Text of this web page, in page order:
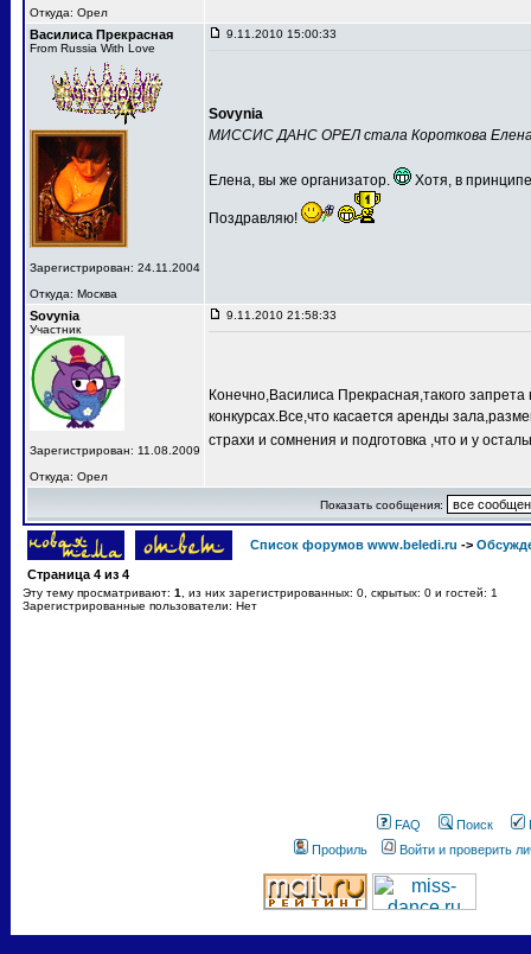
Откуда: Орел
Василиса Прекрасная
From Russia With Love
Зарегистрирован: 24.11.2004
Откуда: Москва
9.11.2010 15:00:33
Sovynia
МИССИС ДАНС ОРЕЛ стала Короткова
Елена, вы же организатор. Хотя, в
Поздравляю!
Sovynia
Участник
Зарегистрирован: 11.08.2009
Откуда: Орел
9.11.2010 21:58:33
Конечно,Василиса Прекрасная,такого
конкурсах.Все,что касается аренды
страхи и сомнения и подготовка ,что и у
Показать сообщения:
Список форумов www.beledi.ru ->
Страница 4 из 4
Эту тему просматривают: 1
, из них зарегистрированных: 0, скрытых: 0 и гостей: 1
Зарегистрированные пользователи: Нет
FAQ Поиск
Профиль
Войти и проверить